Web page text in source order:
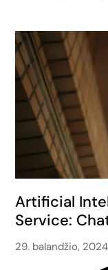
Artificial
Service:
29. balandžio, 2024